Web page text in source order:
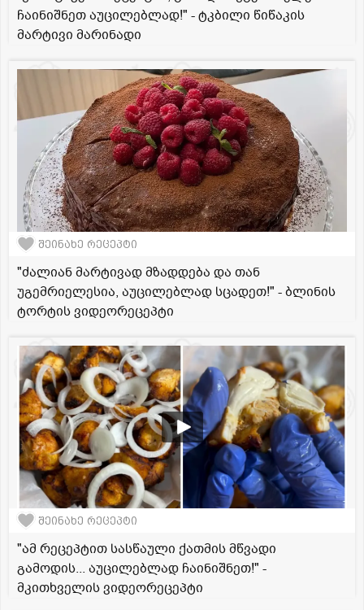
ჩაინიშნეთ აუცილებლად!" - ტკბილი წიწაკის
მარტივი მარინადი
შეინახე რეცეპტი
"ძალიან მარტივად მზადდება და თან
უგემრიელესია, აუცილებლად სცადეთ!" - ბლინის
ტორტის ვიდეორეცეპტი
შეინახე რეცეპტი
"ამ რეცეპტით სასწაული ქათმის მწვადი
გამოდის... აუცილებლად ჩაინიშნეთ!" -
მკითხველის ვიდეორეცეპტი